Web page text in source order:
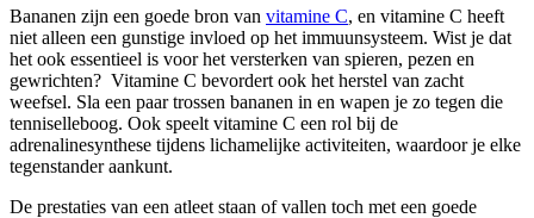
Bananen zijn een goede bron van vitamine C, en vitamine C heeft
niet alleen een gunstige invloed op het immuunsysteem. Wist je dat
het ook essentieel is voor het versterken van spieren, pezen en
gewrichten? Vitamine C bevordert ook het herstel van zacht
weefsel. Sla een paar trossen bananen in en wapen je zo tegen die
tenniselleboog. Ook speelt vitamine C een rol bij de
adrenalinesynthese tijdens lichamelijke activiteiten, waardoor je elke
tegenstander aankunt.
De prestaties van een atleet staan of vallen toch met een goede